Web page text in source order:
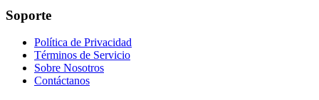
Soporte
Política de Privacidad
Términos de Servicio
Sobre Nosotros
Contáctanos